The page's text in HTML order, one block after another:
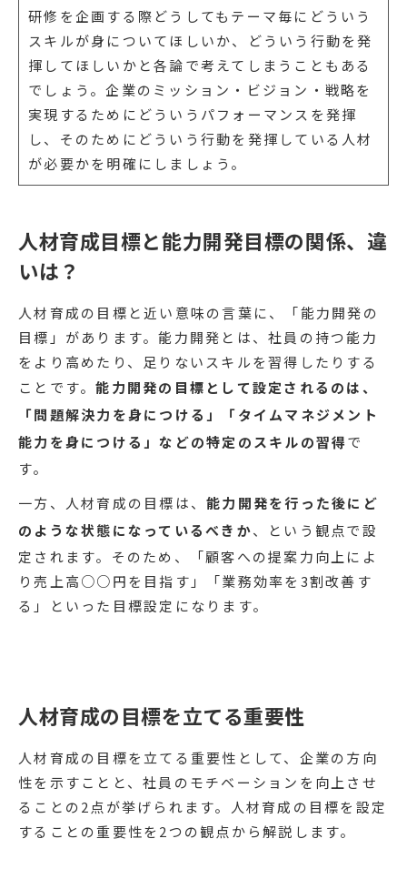
研修を企画する際どうしてもテーマ毎にどういう
スキルが身についてほしいか、どういう行動を発
揮してほしいかと各論で考えてしまうこともある
でしょう。企業のミッション・ビジョン・戦略を
実現するためにどういうパフォーマンスを発揮
し、そのためにどういう行動を発揮している人材
が必要かを明確にしましょう。
人材育成目標と能力開発目標の関係、違
いは？
人材育成の目標と近い意味の言葉に、「能力開発の
目標」があります。能力開発とは、社員の持つ能力
をより高めたり、足りないスキルを習得したりする
ことです。能力開発の目標として設定されるのは、
「問題解決力を身につける」「タイムマネジメント
能力を身につける」などの特定のスキルの習得で
す。
一方、人材育成の目標は、 能力開発を行った後にど
のような状態になっているべきか、という観点で設
定されます。そのため、「顧客への提案力向上によ
り売上高○○円を目指す」「業務効率を3割改善す
る」といった目標設定になります。
人材育成の目標を立てる重要性
人材育成の目標を立てる重要性として、企業の方向
性を示すことと、社員のモチベーションを向上させ
ることの2点が挙げられます。人材育成の目標を設定
することの重要性を2つの観点から解説します。